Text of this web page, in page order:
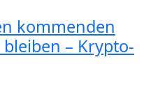
kommenden
– Krypto-